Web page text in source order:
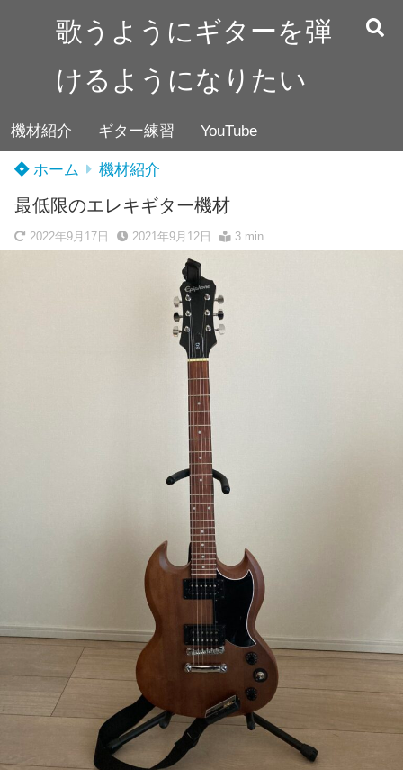
歌うようにギターを弾
けるようになりたい
機材紹介 ギター練習 YouTube
ホーム 機材紹介
最低限のエレキギター機材
2022年9月17日 2021年9月12日 3 min